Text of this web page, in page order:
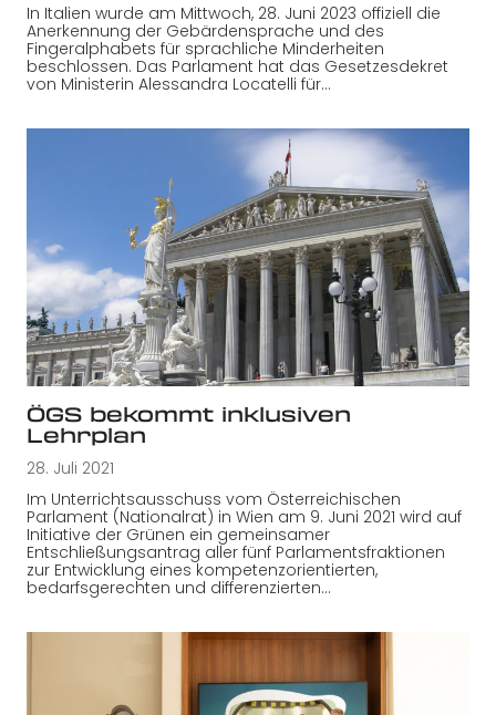
In Italien wurde am Mittwoch, 28. Juni 2023 offiziell die
Anerkennung der Gebärdensprache und des
Fingeralphabets für sprachliche Minderheiten
beschlossen. Das Parlament hat das Gesetzesdekret
von Ministerin Alessandra Locatelli für…
ÖGS bekommt inklusiven
Lehrplan
28. Juli 2021
Im Unterrichtsausschuss vom Österreichischen
Parlament (Nationalrat) in Wien am 9. Juni 2021 wird auf
Initiative der Grünen ein gemeinsamer
Entschließungsantrag aller fünf Parlamentsfraktionen
zur Entwicklung eines kompetenzorientierten,
bedarfsgerechten und differenzierten…